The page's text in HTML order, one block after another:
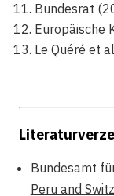
Bundesrat
Europäische
Le Quéré et
Bundesamt
Peru and